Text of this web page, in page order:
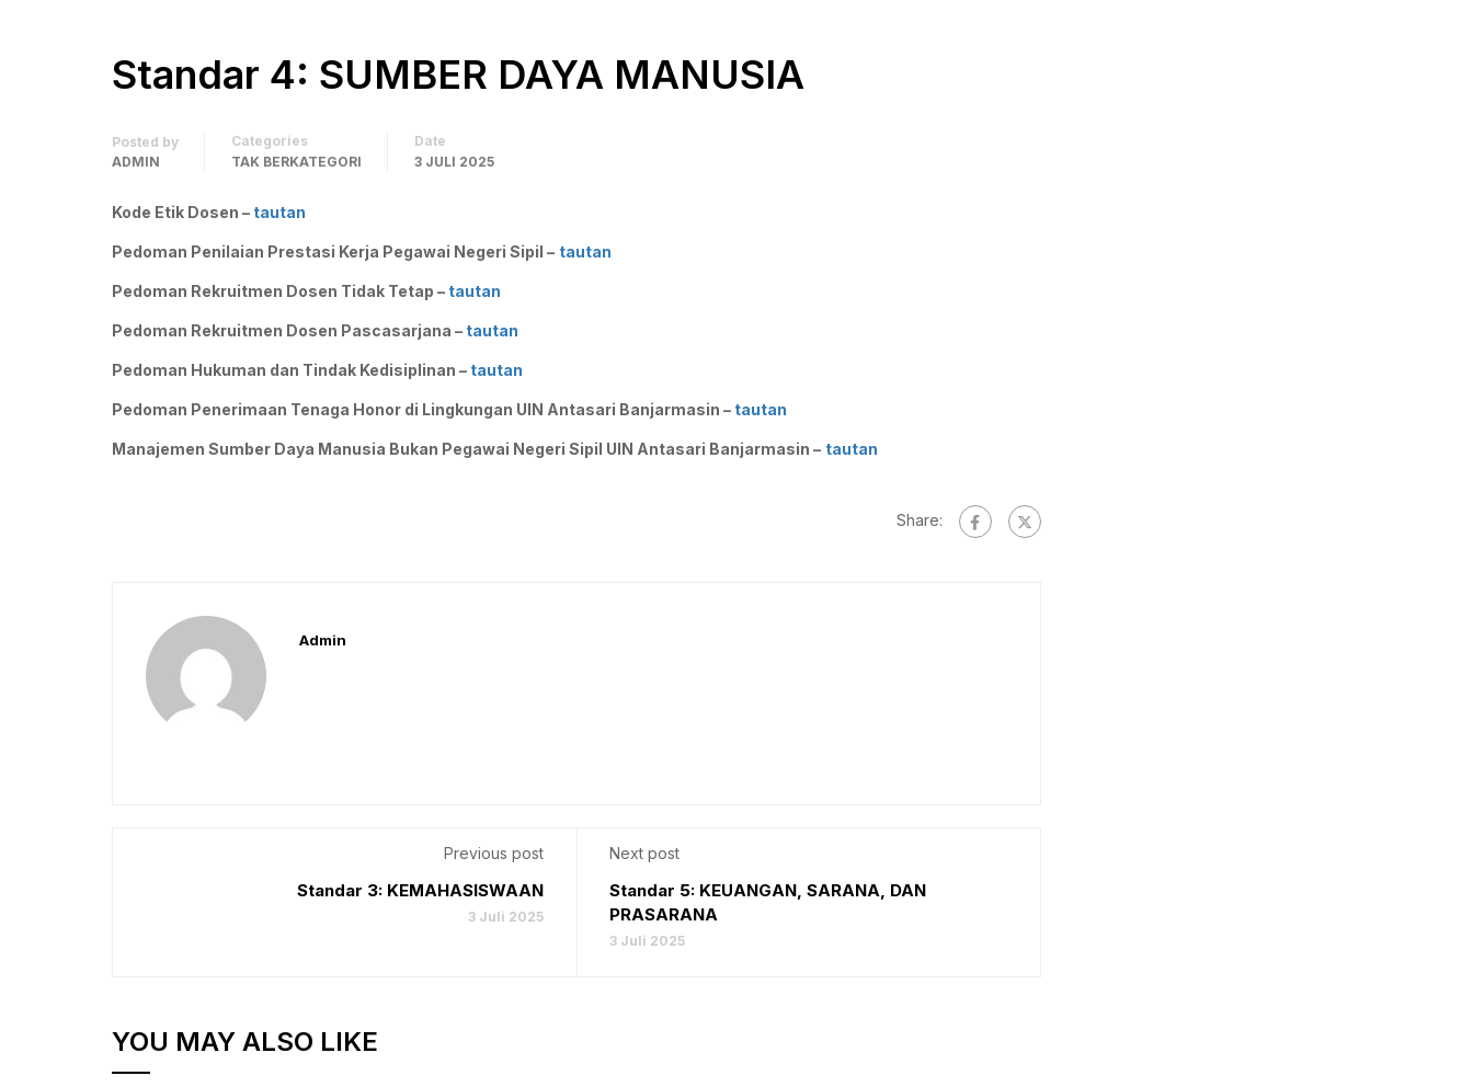
Standar 4: SUMBER DAYA MANUSIA
Posted by
ADMIN
Categories
TAK BERKATEGORI
Date
3 JULI 2025
Kode Etik Dosen – tautan
Pedoman Penilaian Prestasi Kerja Pegawai Negeri Sipil – tautan
Pedoman Rekruitmen Dosen Tidak Tetap – tautan
Pedoman Rekruitmen Dosen Pascasarjana – tautan
Pedoman Hukuman dan Tindak Kedisiplinan – tautan
Pedoman Penerimaan Tenaga Honor di Lingkungan UIN Antasari Banjarmasin – tautan
Manajemen Sumber Daya Manusia Bukan Pegawai Negeri Sipil UIN Antasari Banjarmasin – tautan
Share:
Admin
Previous post
Standar 3: KEMAHASISWAAN
3 Juli 2025
Next post
Standar 5: KEUANGAN, SARANA, DAN
PRASARANA
3 Juli 2025
YOU MAY ALSO LIKE